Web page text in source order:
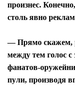
произнес.
столь явно
— Прямо скажем,
между тем голос
фанатов-
пули, производя